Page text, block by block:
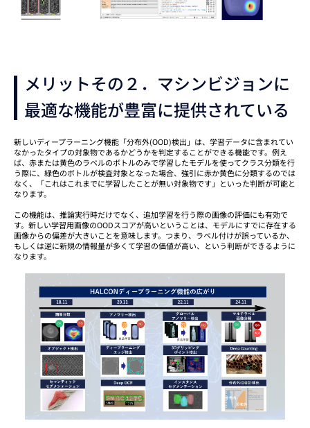
メリットその２．マシンビジョンに
最適な機能が豊富に提供されている
新しいディープラーニング機能「分布外(OOD)検出」は、学習データに含まれてい
なかったタイプの対象物であるかどうかを判定することができる機能です。例え
ば、赤または黄色のラベルのボトルのみで学習したモデルを使ってクラス分類を行
う際に、緑色のボトルが検査対象となった場合、強引に赤か黄色に分類するのでは
なく、「これはこれまでに学習したことが無い対象物です」といった判断が可能と
なります。
この機能は、推論実行時だけでなく、追加学習を行う際の画像の評価にも有効で
す。新しい学習用画像のOODスコアが高いということは、モデルにすでに存在する
画像からの偏差が大きいことを意味します。つまり、ラベル付けが誤っているか、
もしくは逆に新規の情報量が多くて学習の価値が高い、という判断ができるように
なります。